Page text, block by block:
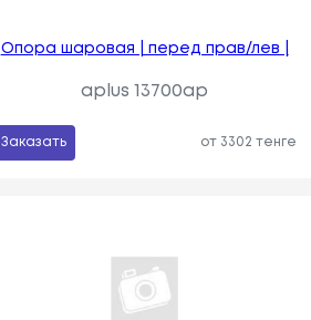
Опора шаровая | перед прав/лев |
aplus 13700ap
Заказать от 3302 тенге